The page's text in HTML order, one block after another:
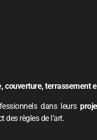
couverture, terrassement
dans leurs
des règles de l’art.